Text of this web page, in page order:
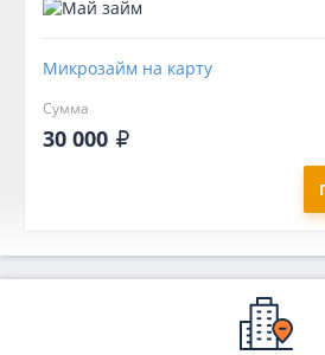
Микрозайм на карту
Сумма
30 000